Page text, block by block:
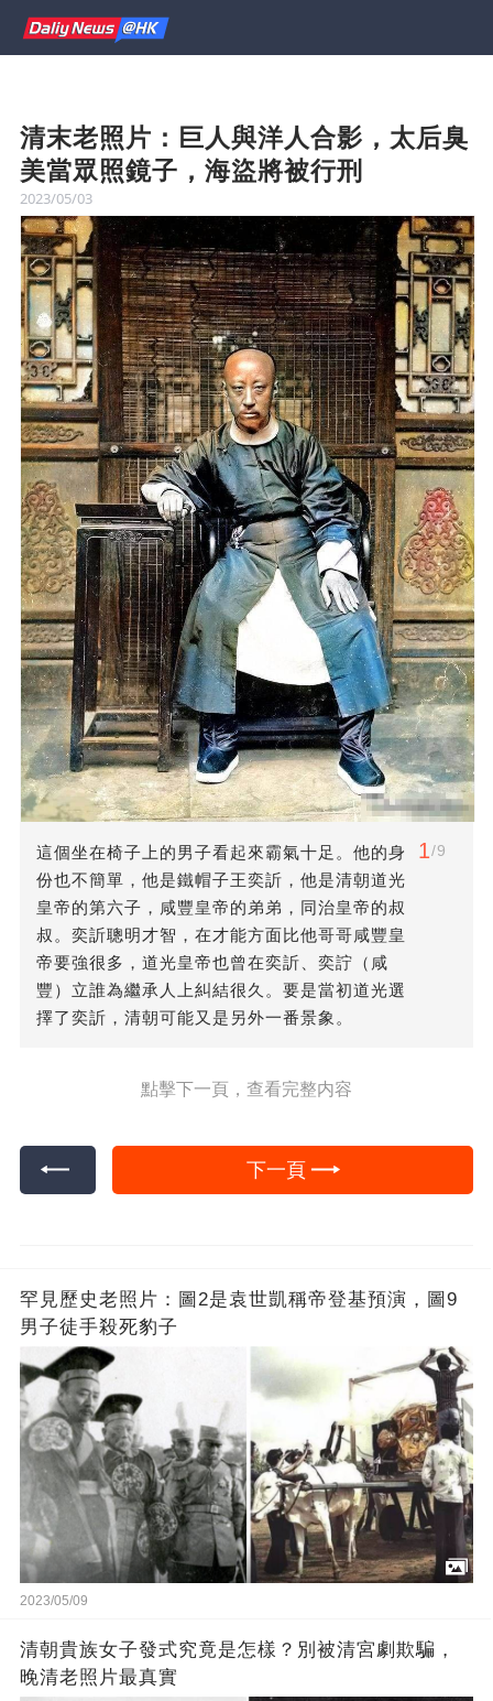
清末老照片：巨人與洋人合影，太后臭
美當眾照鏡子，海盜將被行刑
2023/05/03
這個坐在椅子上的男子看起來霸氣十足。他的身
份也不簡單，他是鐵帽子王奕訢，他是清朝道光
皇帝的第六子，咸豐皇帝的弟弟，同治皇帝的叔
叔。奕訢聰明才智，在才能方面比他哥哥咸豐皇
帝要強很多，道光皇帝也曾在奕訢、奕詝（咸
豐）立誰為繼承人上糾結很久。要是當初道光選
擇了奕訢，清朝可能又是另外一番景象。
1/9
點擊下一頁，查看完整内容
下一頁
罕見歷史老照片：圖2是袁世凱稱帝登基預演，圖9
男子徒手殺死豹子
2023/05/09
清朝貴族女子發式究竟是怎樣？別被清宮劇欺騙，
晚清老照片最真實